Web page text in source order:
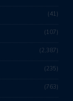
41
107
2,387
235
763